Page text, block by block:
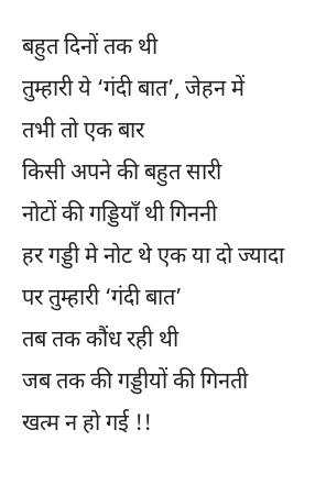
बहुत दिनों तक थी
तुम्हारी ये ‘गंदी बात’, जेहन में
तभी तो एक बार
किसी अपने की बहुत सारी
नोटों की गड्डियाँ थी गिननी
हर गड्डी मे नोट थे एक या दो ज्यादा
पर तुम्हारी ‘गंदी बात’
तब तक कौंध रही थी
जब तक की गड्डीयों की गिनती
खत्म न हो गई !!